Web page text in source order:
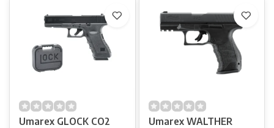
Umarex GLOCK CO2
Umarex WALTHER